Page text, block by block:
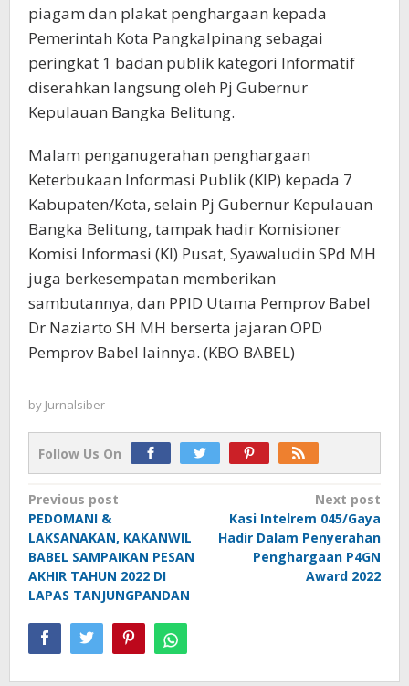
piagam dan plakat penghargaan kepada
Pemerintah Kota Pangkalpinang sebagai
peringkat 1 badan publik kategori Informatif
diserahkan langsung oleh Pj Gubernur
Kepulauan Bangka Belitung.
Malam penganugerahan penghargaan
Keterbukaan Informasi Publik (KIP) kepada 7
Kabupaten/Kota, selain Pj Gubernur Kepulauan
Bangka Belitung, tampak hadir Komisioner
Komisi Informasi (KI) Pusat, Syawaludin SPd MH
juga berkesempatan memberikan
sambutannya, dan PPID Utama Pemprov Babel
Dr Naziarto SH MH berserta jajaran OPD
Pemprov Babel lainnya. (KBO BABEL)
by Jurnalsiber
Follow Us On
Post
navigation
Previous post
PEDOMANI &
LAKSANAKAN, KAKANWIL
BABEL SAMPAIKAN PESAN
AKHIR TAHUN 2022 DI
LAPAS TANJUNGPANDAN
Next post
Kasi Intelrem 045/Gaya
Hadir Dalam Penyerahan
Penghargaan P4GN
Award 2022